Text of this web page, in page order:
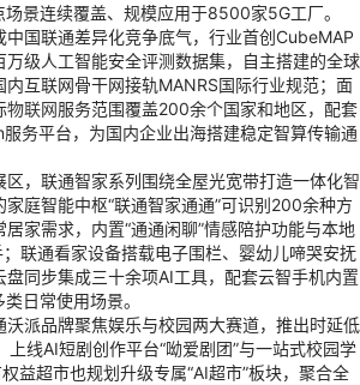
景连续覆盖、规模应用于8500家5G工厂。
中国联通差异化竞争底气，行业首创CubeMAP
万级人工智能安全评测数据集，自主搭建的全球
内互联网骨干网接轨MANRS国际行业规范；面
物联网服务范围覆盖200余个国家和地区，配套
务平台，为国内企业出海搭建稳定智算传输通
，联通智家系列围绕全屋光宽带打造一体化智
家庭智能中枢“联通智家通通”可识别200余种方
家需求，内置“通通闲聊”情感陪护功能与本地
联通看家设备搭载电子围栏、婴幼儿啼哭安抚
同步集成三十余项AI工具，配套云智手机内置
日常使用场景。
派品牌聚焦娱乐与校园两大赛道，推出时延低
上线AI短剧创作平台“呦爱剧团”与一站式校园学
益超市也规划升级专属“AI超市”板块，聚合全